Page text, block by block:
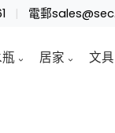
電郵
居家 文具